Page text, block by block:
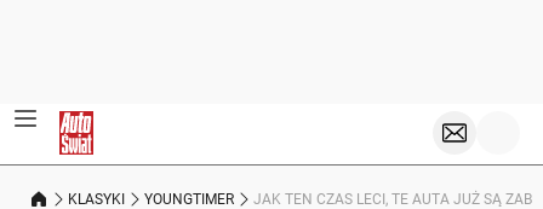
KLASYKI YOUNGTIMER JAK TEN CZAS LECI, TE AUTA JUŻ SĄ